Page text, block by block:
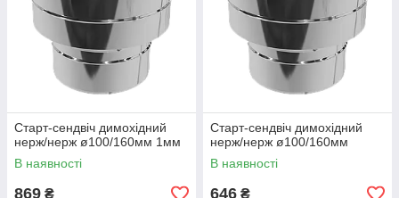
Старт-сендвіч димохідний
нерж/нерж ø100/160мм 1мм
В наявності
869 ₴
Старт-сендвіч димохідний
нерж/нерж ø100/160мм
В наявності
646 ₴